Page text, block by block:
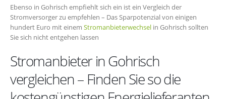
Ebenso in Gohrisch empfiehlt sich ein ist ein Vergleich der
Stromversorger zu empfehlen – Das Sparpotenzial von einigen
hundert Euro mit einem Stromanbieterwechsel in Gohrisch sollten
Sie sich nicht entgehen lassen
Stromanbieter in Gohrisch
vergleichen – Finden Sie so die